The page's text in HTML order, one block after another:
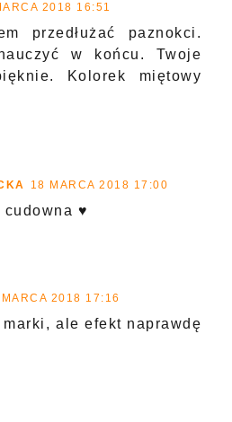
2018 16:51
przedłużać paznokci.
w końcu. Twoje
Kolorek miętowy
18 MARCA 2018 17:00
cudowna ♥
2018 17:16
ale efekt naprawdę